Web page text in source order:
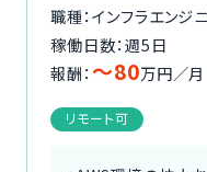
職種：インフラエンジ
稼働日数：週5日
報酬： 〜80万円／月
リモート可